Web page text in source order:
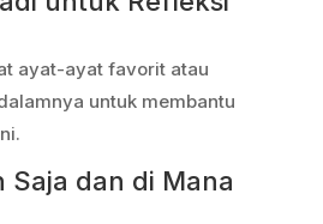
ayat-ayat favorit atau
untuk membantu
Saja dan di Mana